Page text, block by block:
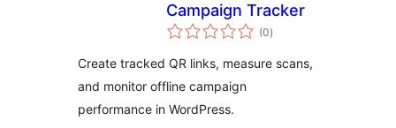
Campaign Tracker
(0कुल
दर)
Create tracked QR links, measure scans,
and monitor offline campaign
performance in WordPress.